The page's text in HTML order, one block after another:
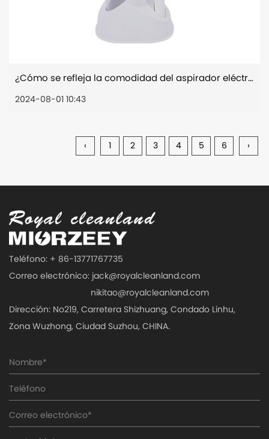
¿Cómo se refleja la comodidad del aspirador eléctrico portátil para coche?
2024-08-01 10:43
‹ 1 2 3 4 5 6 ›
Teléfono: + 86-13771767735
Correo electrónico:jack@royalcleanland.com
nikitao@royalcleanland.com
Dirección: No219, Carretera Shizhuang, Condado Linhu,
Zona Wuzhong, Ciudad Suzhou, CHINA.